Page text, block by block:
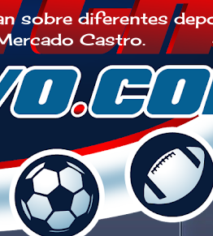
sobre diferentes
Castro.